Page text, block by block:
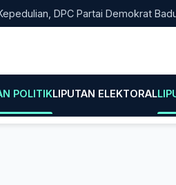
DPC Partai Demokrat Badung
POLITIKLIPUTAN ELEKTORAL